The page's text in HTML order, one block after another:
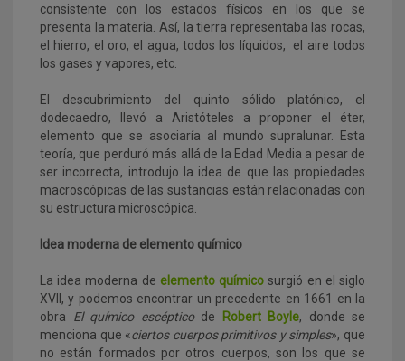
consistente con los estados físicos en los que se
presenta la materia. Así, la tierra representaba las rocas,
el hierro, el oro, el agua, todos los líquidos, el aire todos
los gases y vapores, etc.
El descubrimiento del quinto sólido platónico, el
dodecaedro, llevó a Aristóteles a proponer el éter,
elemento que se asociaría al mundo supralunar. Esta
teoría, que perduró más allá de la Edad Media a pesar de
ser incorrecta, introdujo la idea de que las propiedades
macroscópicas de las sustancias están relacionadas con
su estructura microscópica.
Idea moderna de elemento químico
La idea moderna de elemento químico surgió en el siglo
XVII, y podemos encontrar un precedente en 1661 en la
obra El químico escéptico de Robert Boyle, donde se
menciona que «ciertos cuerpos primitivos y simples», que
no están formados por otros cuerpos, son los que se